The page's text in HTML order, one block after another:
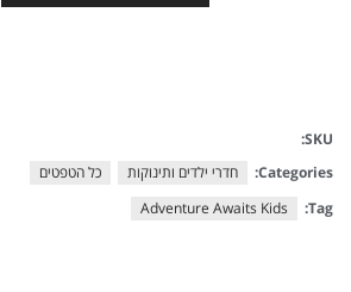
SKU:
Categories:
חדרי ילדים ותינוקות
כל הטפטים
Tag:
Adventure Awaits Kids